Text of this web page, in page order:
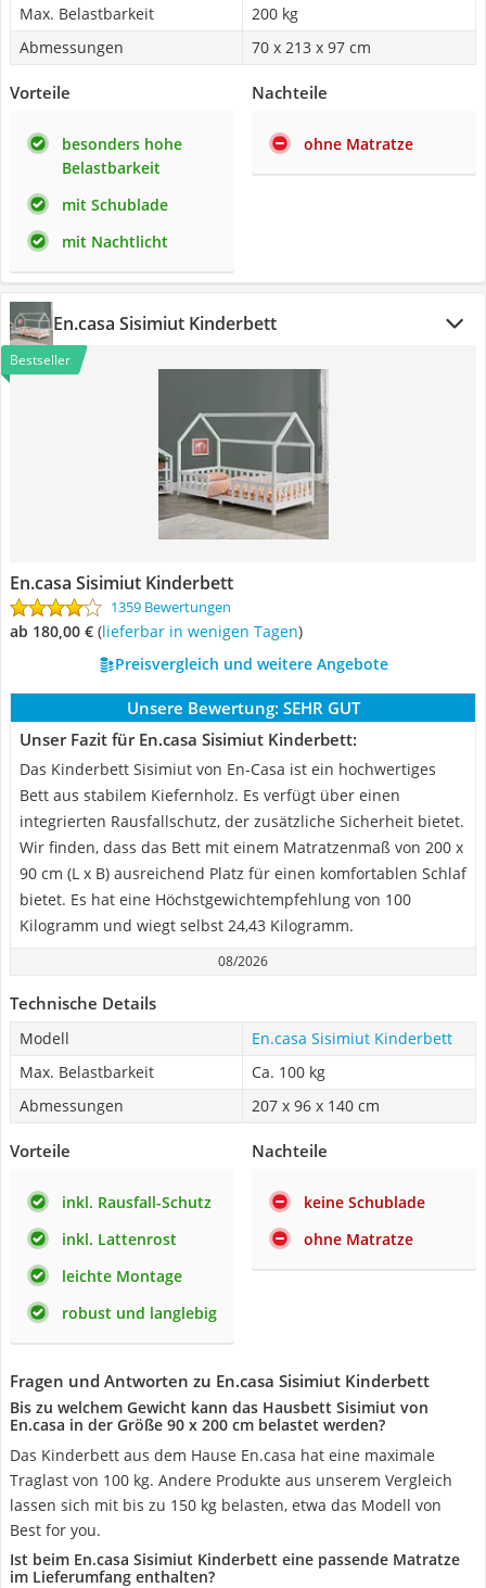
Max. Belastbarkeit
200 kg
Abmessungen
70 x 213 x 97 cm
Vorteile
besonders hohe
Belastbarkeit
mit Schublade
mit Nachtlicht
Nachteile
ohne Matratze
En.casa Sisimiut Kinderbett
Bestseller
En.casa Sisimiut Kinderbett
1359 Bewertungen
ab 180,00 € ( Lieferbar in wenigen Tagen)
Preisvergleich und weitere Angebote
Unsere Bewertung: SEHR GUT
Unser Fazit für En.casa Sisimiut Kinderbett:
Das Kinderbett Sisimiut von En-Casa ist ein hochwertiges
Bett aus stabilem Kiefernholz. Es verfügt über einen
integrierten Rausfallschutz, der zusätzliche Sicherheit bietet.
Wir finden, dass das Bett mit einem Matratzenmaß von 200 x
90 cm (L x B) ausreichend Platz für einen komfortablen Schlaf
bietet. Es hat eine Höchstgewichtempfehlung von 100
Kilogramm und wiegt selbst 24,43 Kilogramm.
08/2026
Technische Details
Modell
En.casa Sisimiut Kinderbett
Max. Belastbarkeit
Ca. 100 kg
Abmessungen
207 x 96 x 140 cm
Vorteile
inkl. Rausfall-Schutz
inkl. Lattenrost
leichte Montage
robust und langlebig
Nachteile
keine Schublade
ohne Matratze
Fragen und Antworten zu En.casa Sisimiut Kinderbett
Bis zu welchem Gewicht kann das Hausbett Sisimiut von
En.casa in der Größe 90 x 200 cm belastet werden?
Das Kinderbett aus dem Hause En.casa hat eine maximale
Traglast von 100 kg. Andere Produkte aus unserem Vergleich
lassen sich mit bis zu 150 kg belasten, etwa das Modell von
Best for you.
Ist beim En.casa Sisimiut Kinderbett eine passende Matratze
im Lieferumfang enthalten?